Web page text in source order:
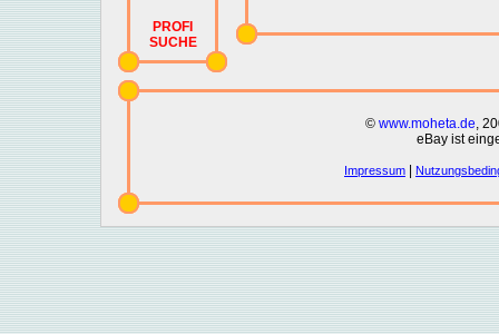
PROFI
SUCHE
© www.moheta.de,
eBay ist
Impressum